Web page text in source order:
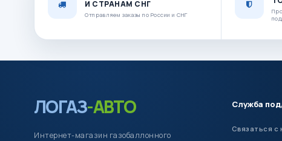
И СТРАНАМ СНГ
Отправляем заказы по России и СНГ
ЛОГАЗ-АВТО
Интернет-магазин газобаллонного
Служба
Связаться с